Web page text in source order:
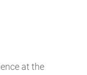
at the